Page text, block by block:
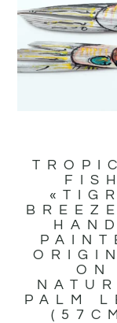
FISH
ON
PALM